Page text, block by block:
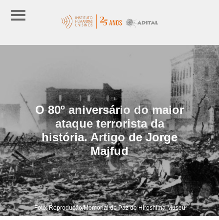
O 80º aniversário do maior
ataque terrorista da
história. Artigo de Jorge
Majfud
Foto: Reprodução/Memorial de Paz de Hiroshima Museu